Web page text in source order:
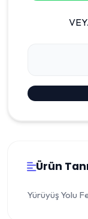
Ürün
Yürüyüş Yolu